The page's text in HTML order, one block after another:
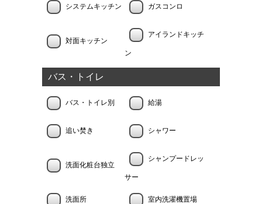
システムキッチン ガスコンロ
対面キッチン
アイランドキッチ
ン
バス・トイレ
バス・トイレ別 給湯
追い焚き シャワー
洗面化粧台独立
シャンプードレッ
サー
洗面所 室内洗濯機置場